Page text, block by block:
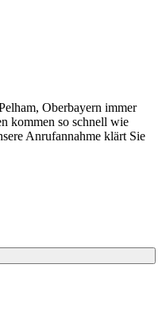
Oberbayern immer
kommen so schnell wie
Anrufannahme klärt Sie